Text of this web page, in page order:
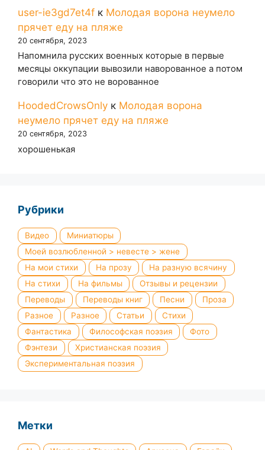
user-ie3gd7et4f к Молодая ворона неумело
прячет еду на пляже
20 сентября, 2023
Напомнила русских военных которые в первые
месяцы оккупации вывозили наворованное а потом
говорили что это не ворованное
HoodedCrowsOnly к Молодая ворона
неумело прячет еду на пляже
20 сентября, 2023
хорошенькая
Рубрики
Видео
Миниатюры
Моей возлюбленной > невесте > жене
На мои стихи
На прозу
На разную всячину
На стихи
На фильмы
Отзывы и рецензии
Переводы
Переводы книг Песни
Проза
Разное
Разное Статьи
Стихи
Фантастика
Философская поэзия
Фото
Фэнтези
Христианская поэзия
Экспериментальная поэзия
Метки